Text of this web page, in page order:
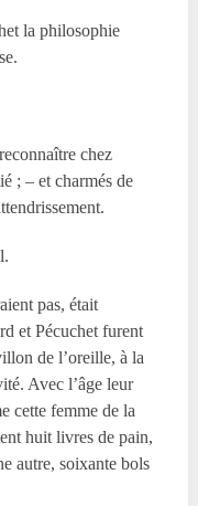
la philosophie
chez
; – et charmés de
pas, était
et Pécuchet furent
de l’oreille, à la
Avec l’âge leur
cette femme de la
huit livres de pain,
autre, soixante bols